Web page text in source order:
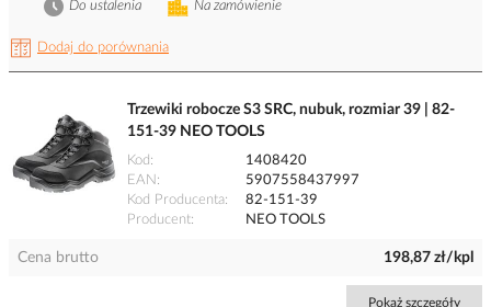
Dodaj do porównania
Na zamówienie
Do ustalenia
Trzewiki robocze S3 SRC, nubuk, rozmiar 39 | 82-
151-39 NEO TOOLS
Kod
1408420
EAN
5907558437997
Kod Producenta
82-151-39
Producent
NEO TOOLS
Cena brutto 198,87 zł/kpl
Pokaż szczegóły